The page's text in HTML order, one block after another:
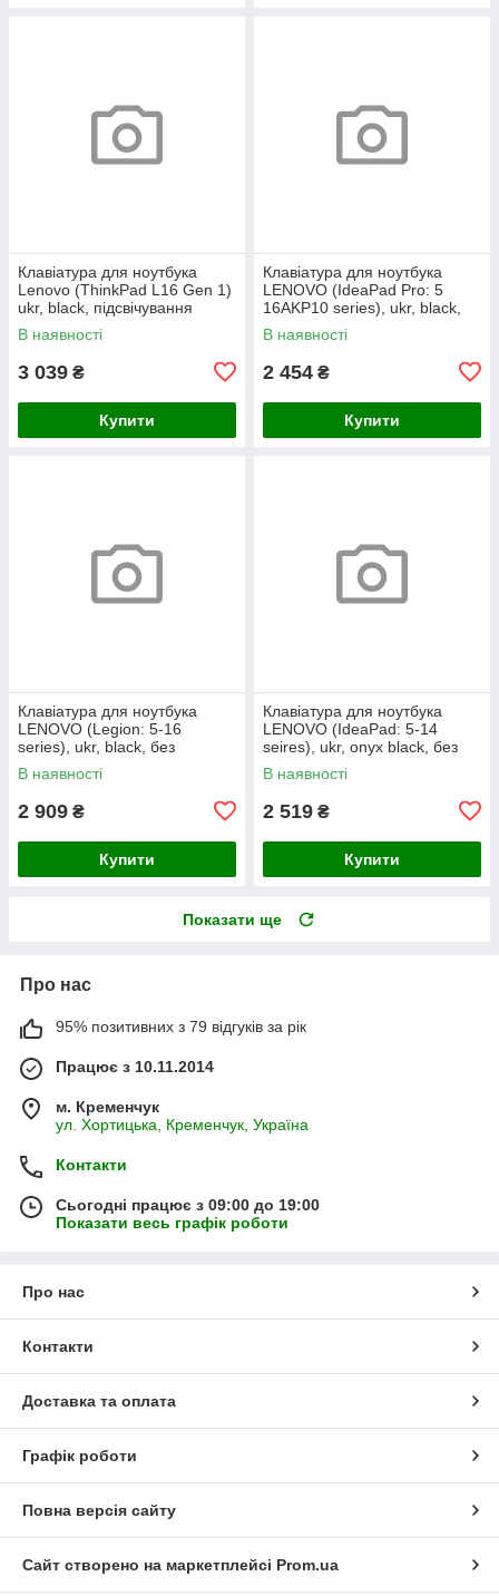
Клавіатура для ноутбука
Lenovo (ThinkPad L16 Gen 1)
ukr, black, підсвічування
клавіш (copilot)
В наявності
3 039 ₴
Купити
Клавіатура для ноутбука
LENOVO (IdeaPad Pro: 5
16AKP10 series), ukr, black,
без кадру, підсвічування
клавіш
В наявності
2 454 ₴
Купити
Клавіатура для ноутбука
LENOVO (Legion: 5-16
series), ukr, black, без
фрейма, підсвічування
клавіш
В наявності
2 909 ₴
Купити
Клавіатура для ноутбука
LENOVO (IdeaPad: 5-14
seires), ukr, onyx black, без
фрейму, підсвічування клавіш
(copilot)
В наявності
2 519 ₴
Купити
Показати ще
Про нас
95% позитивних з 79 відгуків за рік
Працює з 10.11.2014
м. Кременчук
ул. Хортицька, Кременчук, Україна
Контакти
Сьогодні працює з 09:00 до 19:00
Показати весь графік роботи
Про нас
Контакти
Доставка та оплата
Графік роботи
Повна версія сайту
Сайт створено на маркетплейсі Prom.ua